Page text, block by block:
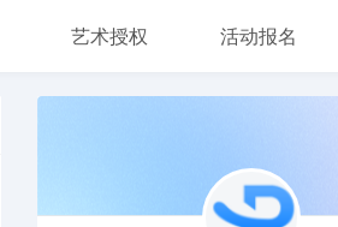
艺术授权 活动报名